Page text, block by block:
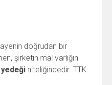
doğrudan bir
şirketin mal varlığını
niteliğindedir. TTK